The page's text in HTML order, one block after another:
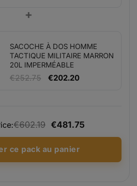
€272.25.€217.80.
+
SACOCHE À DOS HOMME
TACTIQUE MILITAIRE MARRON
20L IMPERMÉABLE
€252.75
Le
€252.75.
€202.20Le
€202.20.
€602.19 €481.75
ce pack au panier